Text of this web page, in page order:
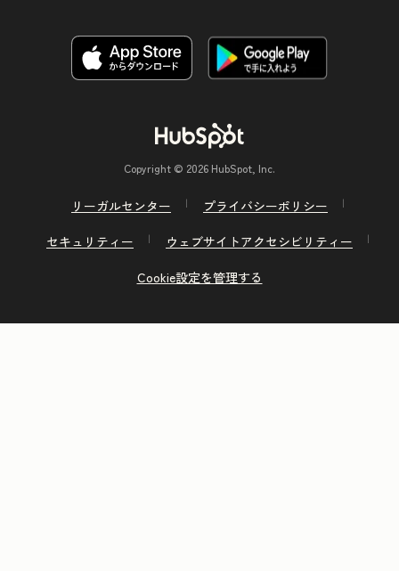
Copyright © 2026 HubSpot, Inc.
リーガルセンター
プライバシーポリシー
セキュリティー
ウェブサイトアクセシビリティー
Cookie設定を管理する